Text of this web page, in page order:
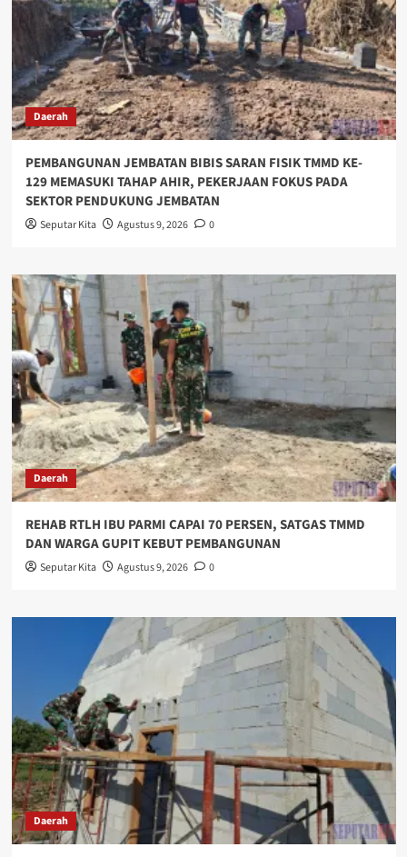
Daerah
PEMBANGUNAN JEMBATAN BIBIS SARAN FISIK TMMD KE-
129 MEMASUKI TAHAP AHIR, PEKERJAAN FOKUS PADA
SEKTOR PENDUKUNG JEMBATAN
Seputar Kita Agustus 9, 2026 0
Daerah
REHAB RTLH IBU PARMI CAPAI 70 PERSEN, SATGAS TMMD
DAN WARGA GUPIT KEBUT PEMBANGUNAN
Seputar Kita Agustus 9, 2026 0
Daerah